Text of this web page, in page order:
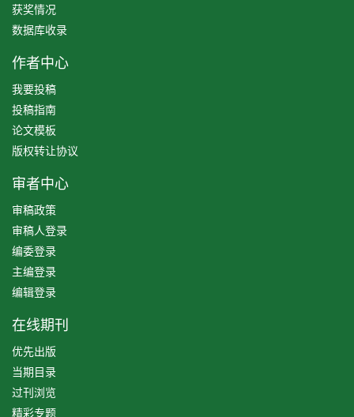
获奖情况
数据库收录
作者中心
我要投稿
投稿指南
论文模板
版权转让协议
审者中心
审稿政策
审稿人登录
编委登录
主编登录
编辑登录
在线期刊
优先出版
当期目录
过刊浏览
精彩专题